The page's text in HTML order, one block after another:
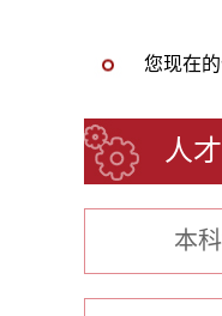
您现在的
人
本